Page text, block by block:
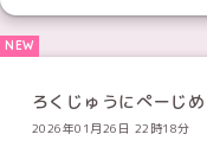
ろくじゅうにぺーじめ
2026年01月26日 22時18分